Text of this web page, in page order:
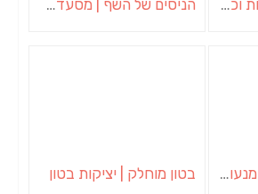
L.T.O יעוץ משכנתאות וכלכלת משפחה | יועץ משכנתאות באשכול הניסים של השף | מסעדת שף בבית | ארוחות גורמה
מנעולן בבאר שבע | מנעולן באופקים | ויטלי המנעולן בטון מוחלק | יציקות בטון